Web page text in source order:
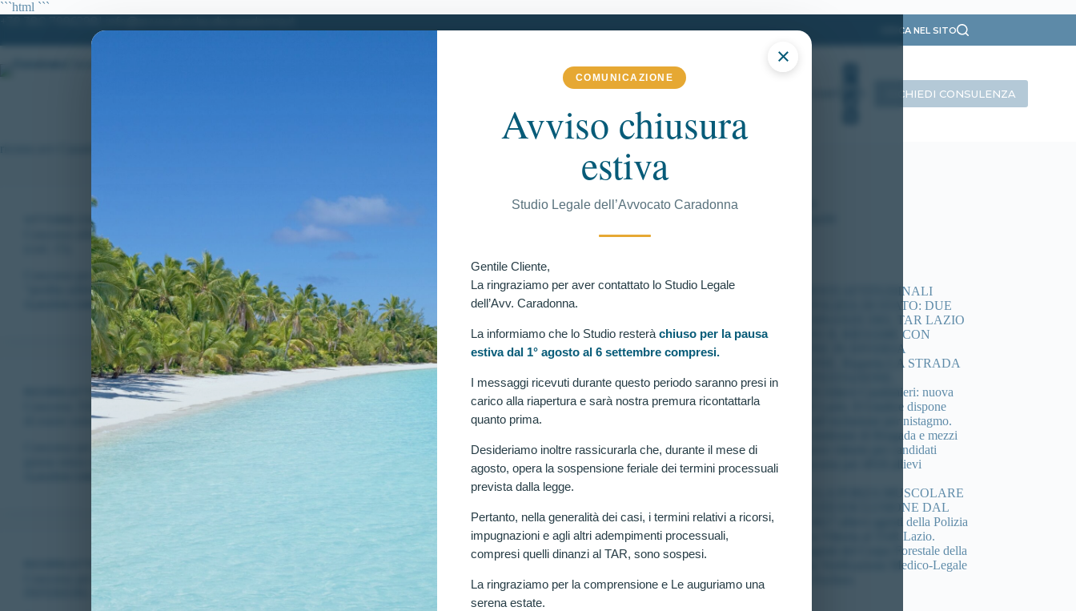
```html
×
COMUNICAZIONE
Avviso chiusura
estiva
Studio Legale dell’Avvocato Caradonna
Gentile Cliente,
La ringraziamo per aver contattato lo Studio Legale
dell’Avv. Caradonna.
La informiamo che lo Studio resterà chiuso per la pausa
estiva dal 1° agosto al 6 settembre compresi.
I messaggi ricevuti durante questo periodo saranno presi in
carico alla riapertura e sarà nostra premura ricontattarla
quanto prima.
Desideriamo inoltre rassicurarla che, durante il mese di
agosto, opera la sospensione feriale dei termini processuali
prevista dalla legge.
Pertanto, nella generalità dei casi, i termini relativi a ricorsi,
impugnazioni e agli altri adempimenti processuali,
compresi quelli dinanzi al TAR, sono sospesi.
La ringraziamo per la comprensione e Le auguriamo una
serena estate.
```
contenuto
CERCA NEL SITO
RICHIEDI CONSULENZA
VITTORIE CONSEGUITE
Concorso allievi carabinieri, disposta verificazione per candidato escluso per “perdita uditiva bilaterale superiore al 25%”
Concorso per il reclutamento di 3763 allievi carabinieri: disposta verificazione per candidato escluso per la seguente causa
“perdita uditiva bilaterale superiore al 25%” (COD. 15).
CLAUDIA CARADONNA NOVEMBRE 24, 2024
RICORSI ATTIVI,VITTORIE CONSEGUITE
Concorso 3581 allievi carabinieri : per la prima volta riammesso ricorrente escluso per MASSA GRASSA senza necessità
di essere sottoposto a nuova verifica!
Concorso per 3851 allievi carabinieri in ferma quadriennale. Per la prima volta, riammesso ricorrente escluso per massa
grassa senza necessità di essere sottoposto a nuova verifica!
VITTORIE CONSEGUITE
Concorso per 3581 allievi carabinieri in ferma quadriennale: riammesso ricorrente escluso per DISMETRIA DEGLI ARTI
ACCERTAMENTI ATTITUDINALI
CONCORSI POLIZIA DI STATO: DUE
NUOVE ORDINANZE DEL TAR LAZIO
DISPONGONO IL RIESAME CON
COMMISSIONE IN DIVERSA
COMPOSIZIONE. Riaperta LA STRADA
DELLA CONTESTAZIONE.
Concorso 4.918 Allievi Carabinieri: nuova
vittoria al TAR Lazio. Il Giudice dispone
verificazione sull’esclusione per nistagmo.
Cheratocono, sindrome di Brugada e mezzi
di sintesi: 3 nuove vittorie per candidati
esclusi dal concorso per 4918 allievi
DEFICIT DELLA FORZA MUSCOLARE
(HANDGRIP) ED ESCLUSIONE DAL
Concorso per 4617 allievi agenti della Polizia
di Stato: Nuova Vittoria al TAR Lazio.
Concorso 46 agenti del Corpo Forestale della
sicilia: Ottenuta Verificazione Medico-Legale
per Candidato Escluso.